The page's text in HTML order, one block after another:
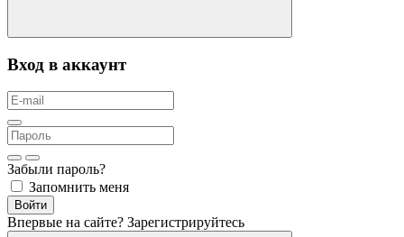
Вход в аккаунт
Забыли пароль?
Запомнить меня
Войти
Впервые на сайте? Зарегистрируйтесь